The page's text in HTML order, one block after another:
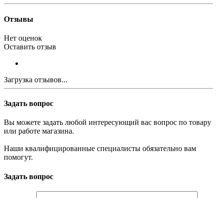
Отзывы
Нет оценок
Оставить отзыв
Загрузка отзывов...
Задать вопрос
Вы можете задать любой интересующий вас вопрос по товару
или работе магазина.
Наши квалифицированные специалисты обязательно вам
помогут.
Задать вопрос